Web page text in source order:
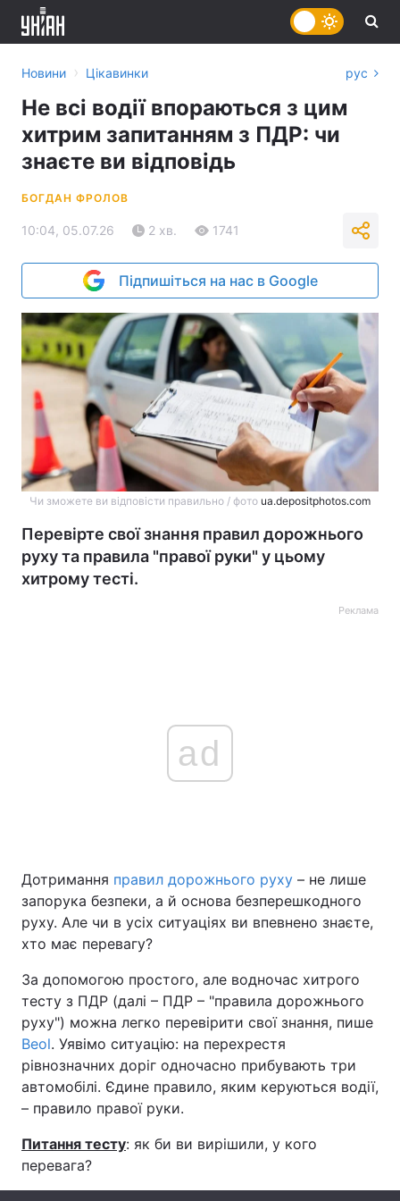
Головна Війна
Україна Політика
Спорт Наука
Техно і зв'язок
Зброя Інциденти
Здоров'я
Цікавинки Погода
Екологія Регіони
Новини › Цікавинки рус
Не всі водії впораються з цим
хитрим запитанням з ПДР: чи
знаєте ви відповідь
БОГДАН ФРОЛОВ
10:04, 05.07.26 2 хв. 1741
Підпишіться на нас в Google
Чи зможете ви відповісти правильно / фото ua.depositphotos.com
Перевірте свої знання правил дорожнього
руху та правила "правої руки" у цьому
хитрому тесті.
Реклама
ad
Дотримання правил дорожнього руху – не лише
запорука безпеки, а й основа безперешкодного
руху. Але чи в усіх ситуаціях ви впевнено знаєте,
хто має перевагу?
За допомогою простого, але водночас хитрого
тесту з ПДР (далі – ПДР – "правила дорожнього
руху") можна легко перевірити свої знання, пише
Beol. Уявімо ситуацію: на перехрестя
рівнозначних доріг одночасно прибувають три
автомобілі. Єдине правило, яким керуються водії,
– правило правої руки.
Питання тесту: як би ви вирішили, у кого
перевага?